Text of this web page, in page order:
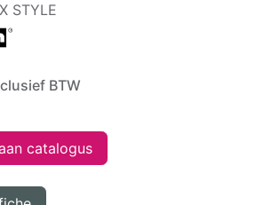
STYLE
BTW
catalogus